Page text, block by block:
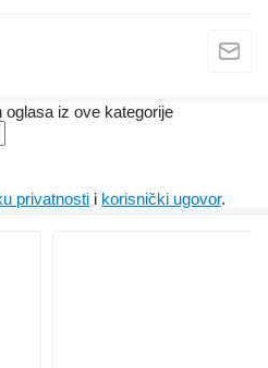
oglasa iz ove kategorije
privatnosti i korisnički ugovor.